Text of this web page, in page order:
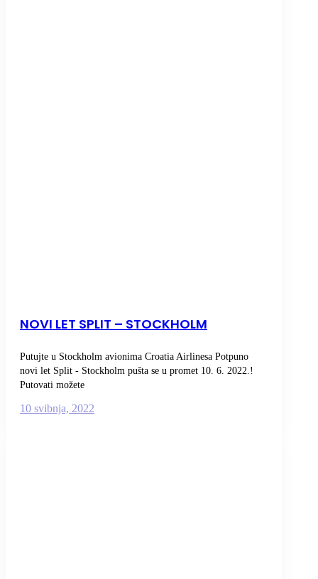
NOVI LET SPLIT – STOCKHOLM
Putujte u Stockholm avionima Croatia Airlinesa Potpuno
novi let Split - Stockholm pušta se u promet 10. 6. 2022.!
Putovati možete
10 svibnja, 2022